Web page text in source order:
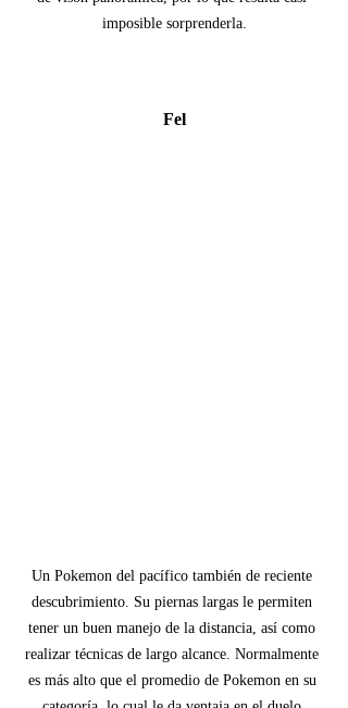
imposible sorprenderla.
Fel
Un Pokemon del pacífico también de reciente
descubrimiento. Su piernas largas le permiten
tener un buen manejo de la distancia, así como
realizar técnicas de largo alcance. Normalmente
es más alto que el promedio de Pokemon en su